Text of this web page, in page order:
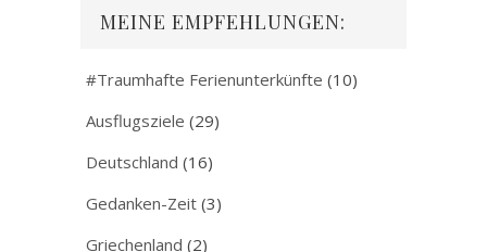
MEINE EMPFEHLUNGEN:
#Traumhafte Ferienunterkünfte (10)
Ausflugsziele (29)
Deutschland (16)
Gedanken-Zeit (3)
Griechenland (2)